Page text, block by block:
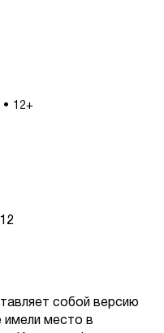
12+
собой версию
имели место в